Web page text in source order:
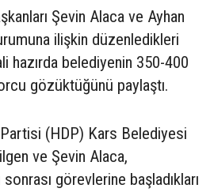
Şevin Alaca ve Ayhan
ilişkin düzenledikleri
hazırda belediyenin 350-400
gözüktüğünü paylaştı.
(HDP) Kars Belediyesi
ve Şevin Alaca,
sonrası görevlerine başladıkları